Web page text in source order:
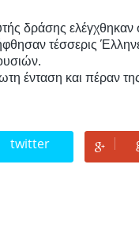
δράσης
τέσσερις
ένταση και πέραν
twitter